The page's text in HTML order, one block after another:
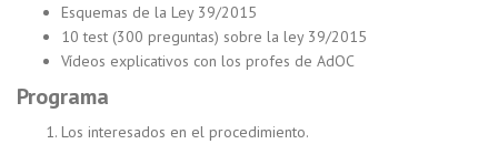
Esquemas de la Ley 39/2015
10 test (300 preguntas) sobre la ley 39/2015
Vídeos explicativos con los profes de AdOC
Programa
Los interesados en el procedimiento.